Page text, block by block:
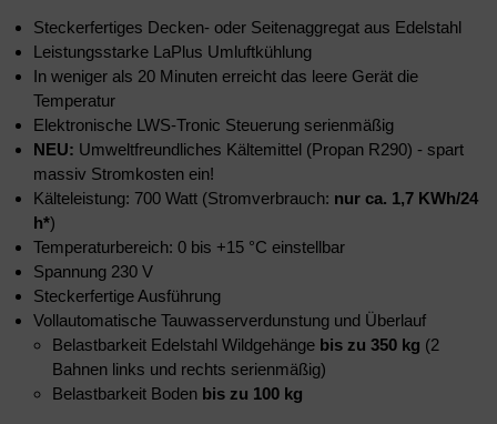
Steckerfertiges Decken- oder Seitenaggregat aus Edelstahl
Leistungsstarke LaPlus Umluftkühlung
In weniger als 20 Minuten erreicht das leere Gerät die
Temperatur
Elektronische LWS-Tronic Steuerung serienmäßig
NEU: Umweltfreundliches Kältemittel (Propan R290) - spart
massiv Stromkosten ein!
Kälteleistung: 700 Watt (Stromverbrauch: nur ca. 1,7 KWh/24
h*)
Temperaturbereich: 0 bis +15 °C einstellbar
Spannung 230 V
Steckerfertige Ausführung
Vollautomatische Tauwasserverdunstung und Überlauf
Belastbarkeit Edelstahl Wildgehänge bis zu 350 kg (2
Bahnen links und rechts serienmäßig)
Belastbarkeit Boden bis zu 100 kg